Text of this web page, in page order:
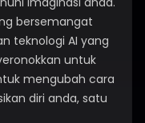
bersemangat
teknologi AI yang
untuk
mengubah cara
diri anda, satu